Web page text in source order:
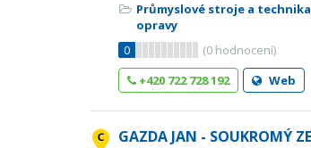
Průmyslové stroje a
opravy
0
(0 hodnocení)
+420 722 728 192
Web
GAZDA JAN - SOUKROMÝ